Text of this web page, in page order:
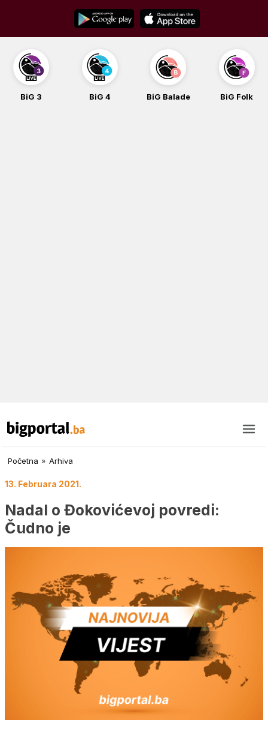
content
BiG 3 BiG 4 BiG Balade BiG Folk
Početna » Arhiva
13. Februara 2021.
Nadal o Đokovićevoj povredi:
Čudno je